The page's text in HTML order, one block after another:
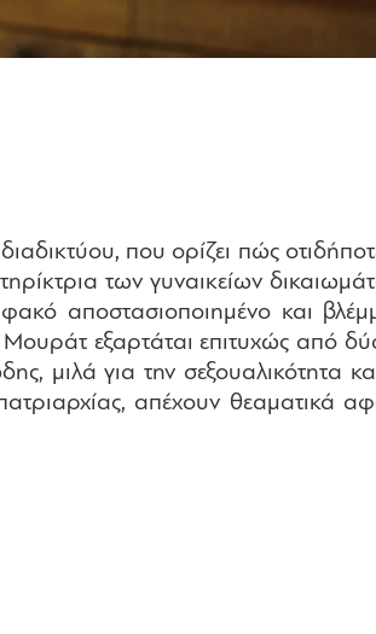
που ορίζει πώς
των γυναικείων
αποστασιοποιημένο και
εξαρτάται επιτυχώς από
μιλά για την σεξουαλικότητα
απέχουν θεαματικά